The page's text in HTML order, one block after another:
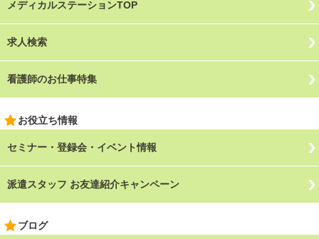
メディカルステーションTOP
求人検索
看護師のお仕事特集
お役立ち情報
セミナー・登録会・イベント情報
派遣スタッフ お友達紹介キャンペーン
ブログ